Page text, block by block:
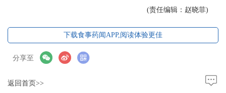
(责任编辑：赵晓菲)
下载食事药闻APP,阅读体验更佳
分享至
返回首页>>